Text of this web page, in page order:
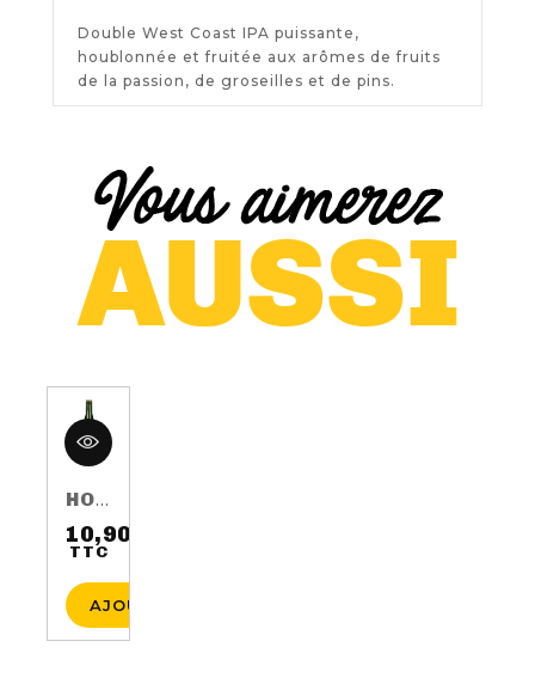
Double West Coast IPA puissante,
houblonnée et fruitée aux arômes de fruits
de la passion, de groseilles et de pins.
HOP HARVEST 2016 75CL 5.5%
10,90 €
TTCPrix
AJOUTER AU PANIER